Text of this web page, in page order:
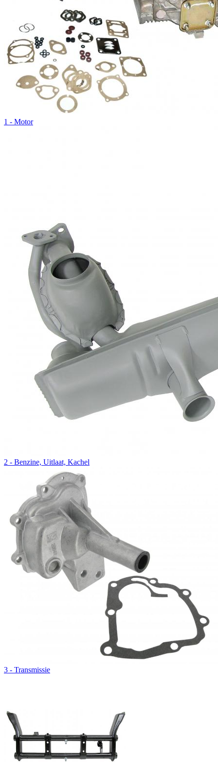
1 - Motor
2 - Benzine, Uitlaat, Kachel
3 - Transmissie